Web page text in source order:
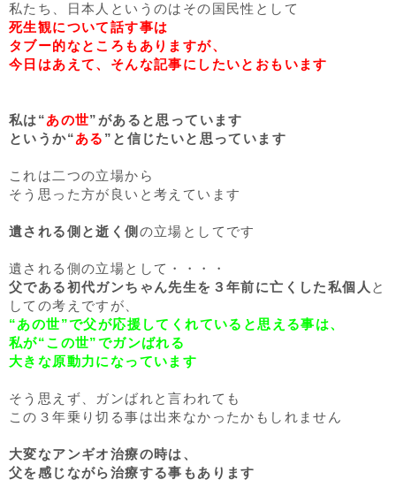
私たち、日本人というのはその国民性として
死生観について話す事は
タブー的なところもありますが、
今日はあえて、そんな記事にしたいとおもいます
私は“あの世”があると思っています
というか“ある ”と信じたいと思っています
これは二つの立場から
そう思った方が良いと考えています
遺される側と逝く側 の立場としてです
遺される側の立場として・・・・
父である初代ガンちゃん先生を３年前に亡くした私個人 と
しての考えですが、
“あの世”で父が応援してくれていると思える事は、
私が“この世”でガンばれる
大きな原動力になっています
そう思えず、ガンばれと言われても
この３年乗り切る事は出来なかったかもしれません
大変なアンギオ治療の時は、
父を感じながら治療する事もあります